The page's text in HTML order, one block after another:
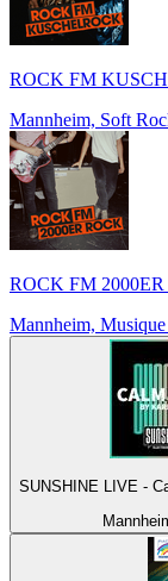
ROCK FM
Mannheim, Soft
ROCK FM
Mannheim,
SUNSHINE LIVE -